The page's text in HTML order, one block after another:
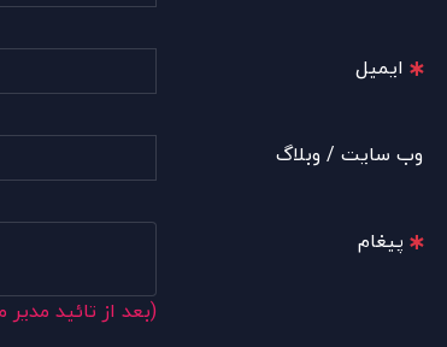
ایمیل
وب سایت / وبلاگ
پیغام
(بعد از تائید